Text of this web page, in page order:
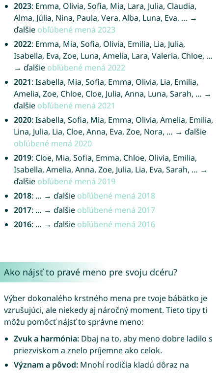
2023: Emma, Olivia, Sofia, Mia, Lara, Julia, Claudia,
Alma, Júlia, Nina, Paula, Vera, Alba, Luna, Eva, … →
ďalšie obľúbené mená 2023
2022: Emma, Mia, Sofia, Olivia, Emilia, Lia, Julia,
Isabella, Eva, Zoe, Luna, Amelia, Lara, Valeria, Chloe, …
→ ďalšie obľúbené mená 2022
2021: Isabella, Mia, Sofia, Emma, Olivia, Lia, Emilia,
Amelia, Zoe, Chloe, Cloe, Julia, Anna, Luna, Sarah, … →
ďalšie obľúbené mená 2021
2020: Isabella, Sofia, Mia, Emma, Olivia, Amelia, Emilia,
Lina, Julia, Lia, Cloe, Anna, Eva, Zoe, Nora, … → ďalšie
obľúbené mená 2020
2019: Cloe, Mia, Sofia, Emma, Chloe, Olivia, Emilia,
Isabella, Amelia, Anna, Zoe, Julia, Lia, Eva, Sarah, … →
ďalšie obľúbené mená 2019
2018: … → ďalšie obľúbené mená 2018
2017: … → ďalšie obľúbené mená 2017
2016: … → ďalšie obľúbené mená 2016
Ako nájsť to pravé meno pre svoju dcéru?
Výber dokonalého krstného mena pre tvoje bábätko je
vzrušujúci, ale niekedy aj náročný moment. Tieto tipy ti
môžu pomôcť nájsť to správne meno:
Zvuk a harmónia:Dbaj na to, aby meno dobre ladilo s
priezviskom a znelo príjemne ako celok.
Význam a pôvod:Mnohí rodičia kladú dôraz na